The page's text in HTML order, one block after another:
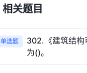
相关题目
单选题
302.《建筑结构
为()。